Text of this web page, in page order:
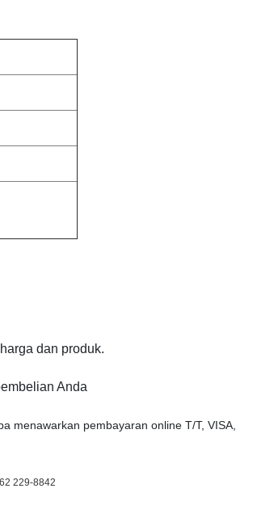
dan produk.
Anda
menawarkan pembayaran online T/T, VISA,